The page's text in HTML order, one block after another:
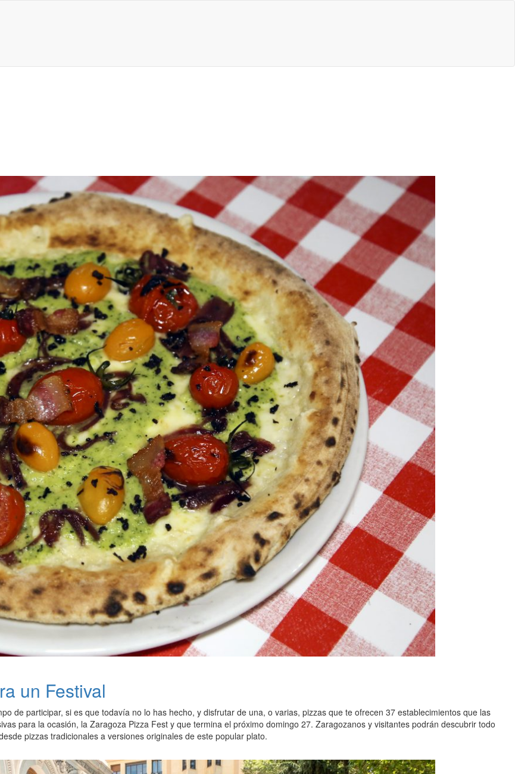
un Festival
de participar, si es que todavía no lo has hecho, y disfrutar de una, o varias, pizzas que te ofrecen 37 establecimientos que las
para la ocasión, la Zaragoza Pizza Fest y que termina el próximo domingo 27. Zaragozanos y visitantes podrán descubrir todo
pizzas tradicionales a versiones originales de este popular plato.